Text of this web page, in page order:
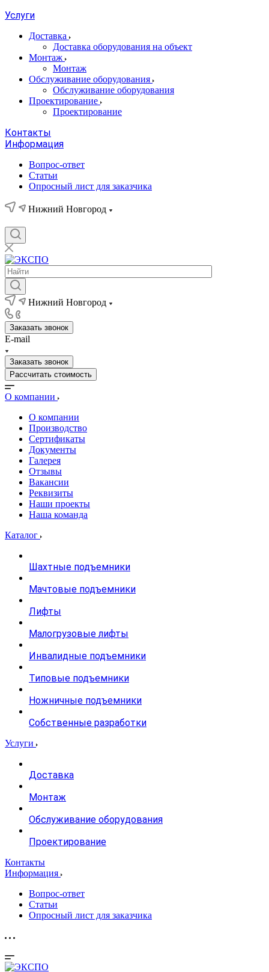
Услуги
Доставка
Доставка оборудования на объект
Монтаж
Монтаж
Обслуживание оборудования
Обслуживание оборудования
Проектирование
Проектирование
Контакты
Информация
Вопрос-ответ
Статьи
Опросный лист для заказчика
Нижний Новгород
Нижний Новгород
Заказать звонок
E-mail
Заказать звонок
Рассчитать стоимость
О компании
О компании
Производство
Сертификаты
Документы
Галерея
Отзывы
Вакансии
Реквизиты
Наши проекты
Наша команда
Каталог
Шахтные подъемники
Мачтовые подъемники
Лифты
Малогрузовые лифты
Инвалидные подъемники
Типовые подъемники
Ножничные подъемники
Собственные разработки
Услуги
Доставка
Монтаж
Обслуживание оборудования
Проектирование
Контакты
Информация
Вопрос-ответ
Статьи
Опросный лист для заказчика